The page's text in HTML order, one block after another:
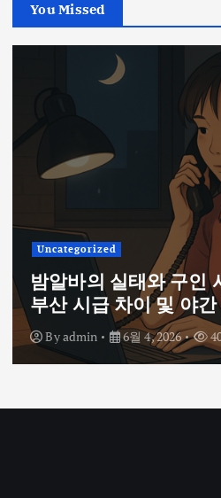
You Missed
Uncategorized
밤알바의 실태와 구인
부산 시급 차이 및 야
Byadmin 6월 4, 2026